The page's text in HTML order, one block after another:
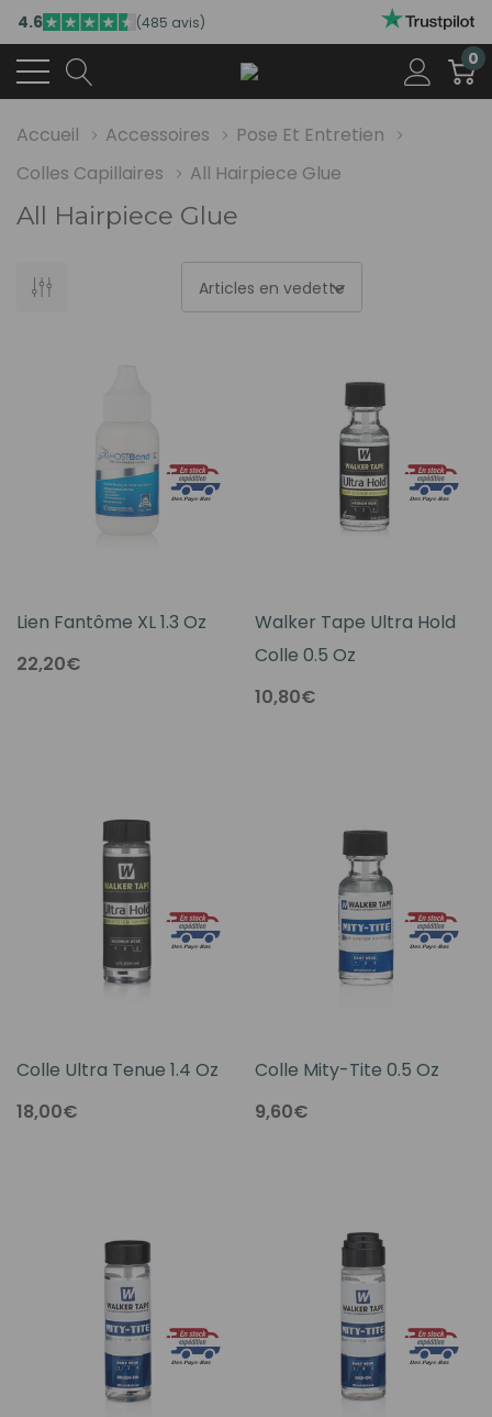
4.6 (485 avis)
0
Accueil Accessoires
Pose Et Entretien
Colles Capillaires
All Hairpiece Glue
All Hairpiece Glue
Lien Fantôme XL 1.3 Oz
22,20€
Walker Tape Ultra Hold
Colle 0.5 Oz
10,80€
Colle Ultra Tenue 1.4 Oz
18,00€
Colle Mity-Tite 0.5 Oz
9,60€